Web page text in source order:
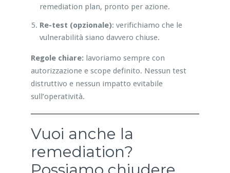
remediation plan, pronto per azione.
Re-test (opzionale): verifichiamo che le
vulnerabilità siano davvero chiuse.
Regole chiare: lavoriamo sempre con
autorizzazione e scope definito. Nessun test
distruttivo e nessun impatto evitabile
sull’operatività.
Vuoi anche la
remediation?